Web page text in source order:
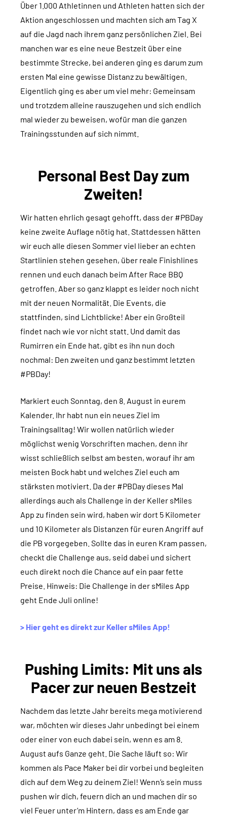
Über 1.000 Athletinnen und Athleten hatten sich der
Aktion angeschlossen und machten sich am Tag X
auf die Jagd nach ihrem ganz persönlichen Ziel. Bei
manchen war es eine neue Bestzeit über eine
bestimmte Strecke, bei anderen ging es darum zum
ersten Mal eine gewisse Distanz zu bewältigen.
Eigentlich ging es aber um viel mehr: Gemeinsam
und trotzdem alleine rauszugehen und sich endlich
mal wieder zu beweisen, wofür man die ganzen
Trainingsstunden auf sich nimmt.
Personal Best Day zum
Zweiten!
Wir hatten ehrlich gesagt gehofft, dass der #PBDay
keine zweite Auflage nötig hat. Stattdessen hätten
wir euch alle diesen Sommer viel lieber an echten
Startlinien stehen gesehen, über reale Finishlines
rennen und euch danach beim After Race BBQ
getroffen. Aber so ganz klappt es leider noch nicht
mit der neuen Normalität. Die Events, die
stattfinden, sind Lichtblicke! Aber ein Großteil
findet nach wie vor nicht statt. Und damit das
Rumirren ein Ende hat, gibt es ihn nun doch
nochmal: Den zweiten und ganz bestimmt letzten
#PBDay!
Markiert euch Sonntag, den 8. August in eurem
Kalender. Ihr habt nun ein neues Ziel im
Trainingsalltag! Wir wollen natürlich wieder
möglichst wenig Vorschriften machen, denn ihr
wisst schließlich selbst am besten, worauf ihr am
meisten Bock habt und welches Ziel euch am
stärksten motiviert. Da der #PBDay dieses Mal
allerdings auch als Challenge in der Keller sMiles
App zu finden sein wird, haben wir dort 5 Kilometer
und 10 Kilometer als Distanzen für euren Angriff auf
die PB vorgegeben. Sollte das in euren Kram passen,
checkt die Challenge aus, seid dabei und sichert
euch direkt noch die Chance auf ein paar fette
Preise. Hinweis: Die Challenge in der sMiles App
geht Ende Juli online!
> Hier geht es direkt zur Keller sMiles App!
Pushing Limits: Mit uns als
Pacer zur neuen Bestzeit
Nachdem das letzte Jahr bereits mega motivierend
war, möchten wir dieses Jahr unbedingt bei einem
oder einer von euch dabei sein, wenn es am 8.
August aufs Ganze geht. Die Sache läuft so: Wir
kommen als Pace Maker bei dir vorbei und begleiten
dich auf dem Weg zu deinem Ziel! Wenn’s sein muss
pushen wir dich, feuern dich an und machen dir so
viel Feuer unter’m Hintern, dass es am Ende gar